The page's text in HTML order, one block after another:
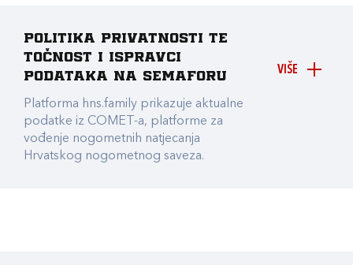
VIŠE
Politika privatnosti te
točnost i ispravci
podataka na Semaforu
Platforma hns.family prikazuje aktualne
podatke iz COMET-a, platforme za
vođenje nogometnih natjecanja
Hrvatskog nogometnog saveza.